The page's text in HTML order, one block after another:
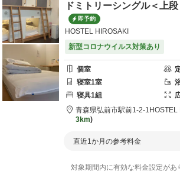
ドミトリーシングル＜上
即予約
HOSTEL HIROSAKI
新型コロナウイルス対策あり
個室
寝室1室
寝具1組
青森県弘前市駅前1-2-1 HOSTEL
3km
直近1か月の参考料金
対象期間内に有効な料金設定があ